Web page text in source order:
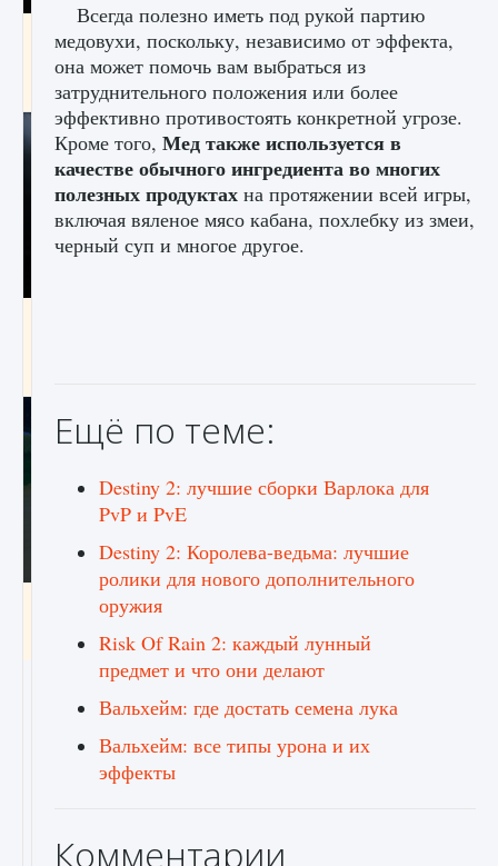
Как разблокировать чертеж счастливого
оружия в MW3 и Warzone
9 августа 2024 1 151 0 0
Как включить чат в Fortnite
9 августа 2024 1 335 0 0
Всегда полезно иметь под рукой партию
медовухи, поскольку, независимо от эффекта,
она может помочь вам выбраться из
затруднительного положения или более
эффективно противостоять конкретной угрозе.
Кроме того, Мед также используется в
качестве обычного ингредиента во многих
полезных продуктах на протяжении всей игры,
включая вяленое мясо кабана, похлебку из змеи,
черный суп и многое другое.
Ещё по теме:
Destiny 2: лучшие сборки Варлока для
PvP и PvE
Destiny 2: Королева-ведьма: лучшие
ролики для нового дополнительного
оружия
Risk Of Rain 2: каждый лунный
предмет и что они делают
Вальхейм: где достать семена лука
Вальхейм: все типы урона и их
эффекты
Комментарии